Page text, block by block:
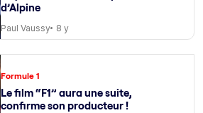
d’Alpine
Paul Vaussy 8 y
Formule 1
Le film “F1” aura une suite,
confirme son producteur !